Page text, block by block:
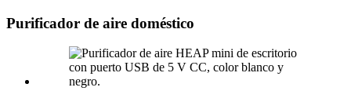
Purificador de aire doméstico